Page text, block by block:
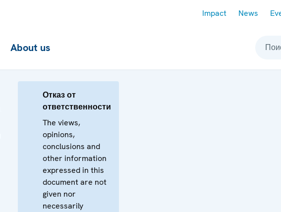
Impact News
About us
Отказ от
ответственности
The views,
opinions,
conclusions and
other information
expressed in this
document are not
given nor
necessarily